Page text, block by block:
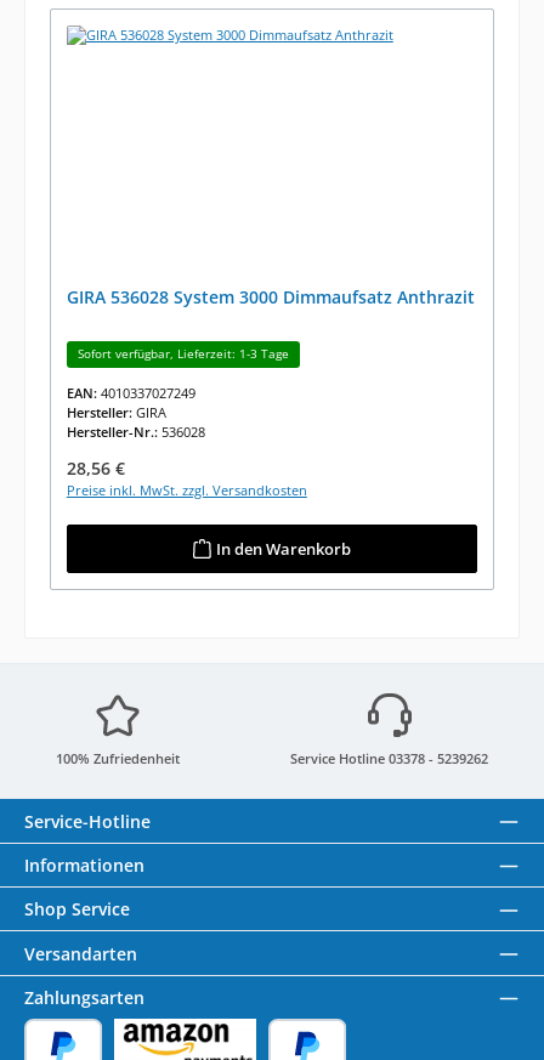
GIRA 536028 System 3000 Dimmaufsatz Anthrazit
Sofort verfügbar, Lieferzeit: 1-3 Tage
EAN: 4010337027249
Hersteller: GIRA
Hersteller-Nr.: 536028
Regulärer Preis:
28,56 €
Preise inkl. MwSt. zzgl. Versandkosten
In den Warenkorb
100% Zufriedenheit Service Hotline 03378 - 5239262
Service-Hotline
Informationen
Shop Service
Versandarten
Zahlungsarten